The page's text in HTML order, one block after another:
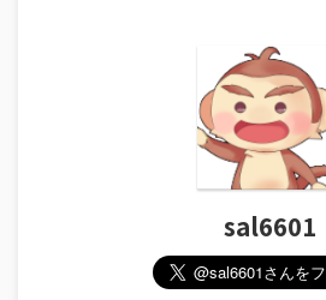
sal6601